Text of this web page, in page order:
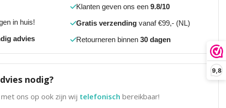
9,8
in huis!
advies
Klanten geven ons een 9.8/10
Gratis verzendingvanaf €99,- (NL)
Retourneren binnen 30 dagen
nodig?
met ons op ook zijn wij telefonisch bereikbaar!